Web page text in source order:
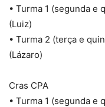
• Turma 1 (segunda e
(Luiz)
• Turma 2 (terça e
(Lázaro)
Cras CPA
• Turma 1 (segunda e